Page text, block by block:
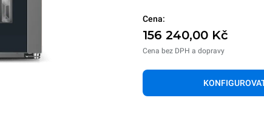
Cena:
156 240,00 Kč
Cena bez DPH a dopravy